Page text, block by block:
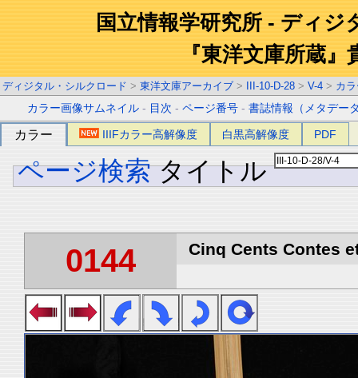
国立情報学研究所 - ディジ
『東洋文庫所蔵』
ディジタル・シルクロード > 東洋文庫アーカイブ > III-10-D-28 > V-4 > カ
カラー画像サムネイル - 目次 -ページ番号 -書誌情報（メタデー
カラー IIIFカラー高解像度 白黒高解像度 PDF
ページ検索 タイトル
0144 Cinq Cents Contes